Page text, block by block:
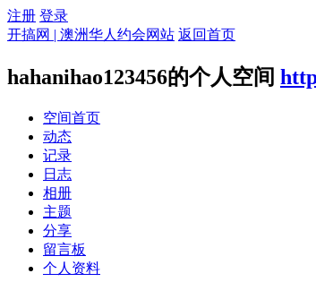
注册 登录
开搞网 | 澳洲华人约会网站 返回首页
hahanihao123456的个人空间
空间首页
动态
记录
日志
相册
主题
分享
留言板
个人资料